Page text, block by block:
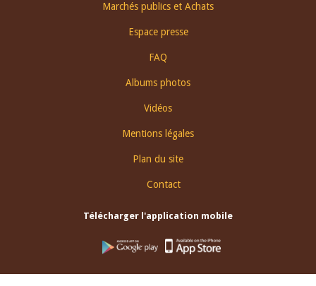
Marchés publics et Achats
Espace presse
FAQ
Albums photos
Vidéos
Mentions légales
Plan du site
Contact
Télécharger l'application mobile